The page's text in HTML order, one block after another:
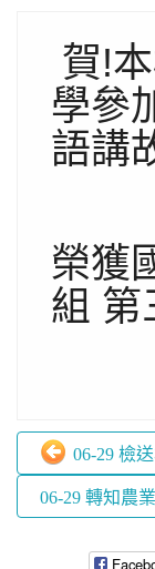
賀!
學參
語講
榮獲
組 第
06-29 檢
06-29 轉知農